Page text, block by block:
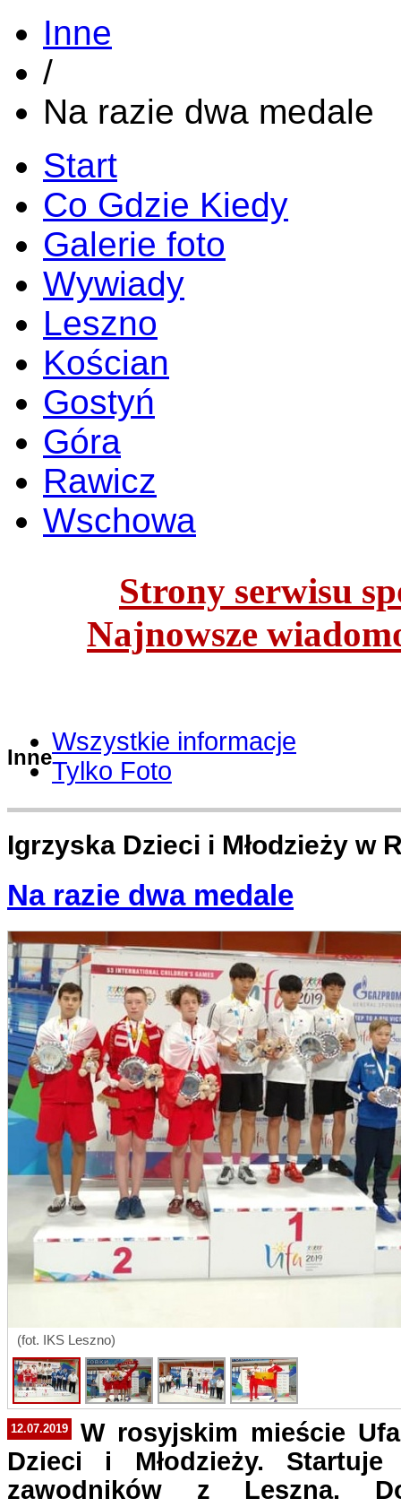
Inne
/
Na razie dwa medale
Start
Co Gdzie Kiedy
Galerie foto
Wywiady
Leszno
Kościan
Gostyń
Góra
Rawicz
Wschowa
Strony serwisu
Najnowsze
Inne
Wszystkie informacje
Tylko Foto
Igrzyska Dzieci i Młodzieży w
Na razie dwa medale
(fot. IKS Leszno)
12.07.2019
W rosyjskim mieście
Dzieci i Młodzieży.
zawodników z Leszna.